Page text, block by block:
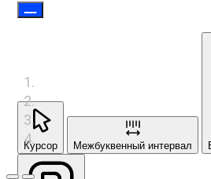
Курсор Межбуквенный интервал